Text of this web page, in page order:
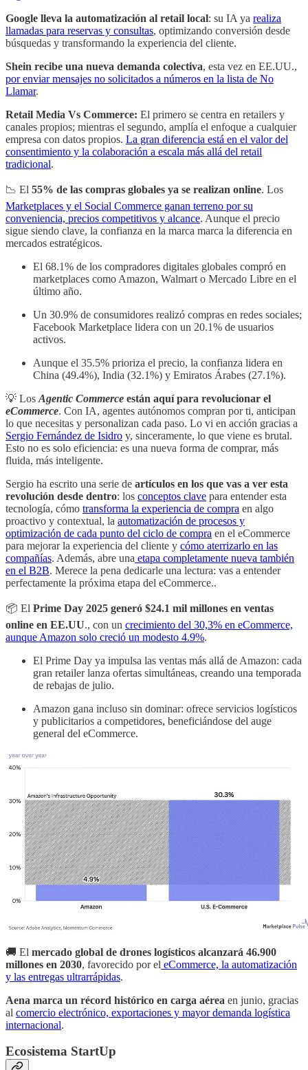
Google lleva la automatización al retail local: su IA ya realiza
llamadas para reservas y consultas, optimizando conversión desde
búsquedas y transformando la experiencia del cliente.
Shein recibe una nueva demanda colectiva, esta vez en EE.UU.,
por enviar mensajes no solicitados a números en la lista de No
Llamar.
Retail Media Vs Commerce: El primero se centra en retailers y
canales propios; mientras el segundo, amplía el enfoque a cualquier
empresa con datos propios. La gran diferencia está en el valor del
consentimiento y la colaboración a escala más allá del retail
tradicional.
📉 El 55% de las compras globales ya se realizan online. Los
Marketplaces y el Social Commerce ganan terreno por su
conveniencia, precios competitivos y alcance. Aunque el precio
sigue siendo clave, la confianza en la marca marca la diferencia en
mercados estratégicos.
El 68.1% de los compradores digitales globales compró en
marketplaces como Amazon, Walmart o Mercado Libre en el
último año.
Un 30.9% de consumidores realizó compras en redes sociales;
Facebook Marketplace lidera con un 20.1% de usuarios
activos.
Aunque el 35.5% prioriza el precio, la confianza lidera en
China (49.4%), India (32.1%) y Emiratos Árabes (27.1%).
💡 Los Agentic Commerce están aquí para revolucionar el
eCommerce. Con IA, agentes autónomos compran por ti, anticipan
lo que necesitas y personalizan cada paso. Lo vi en acción gracias a
Sergio Fernández de Isidro y, sinceramente, lo que viene es brutal.
Esto no es solo eficiencia: es una nueva forma de comprar, más
fluida, más inteligente.
Sergio ha escrito una serie de artículos en los que vas a ver esta
revolución desde dentro: los conceptos clave para entender esta
tecnología, cómo transforma la experiencia de compra en algo
proactivo y contextual, la automatización de procesos y
optimización de cada punto del ciclo de compra en el eCommerce
para mejorar la experiencia del cliente y cómo aterrizarlo en las
compañías. Además, abre una etapa completamente nueva también
en el B2B. Merece la pena dedicarle una lectura: vas a entender
perfectamente la próxima etapa del eCommerce..
📦 El Prime Day 2025 generó $24.1 mil millones en ventas
online en EE.UU., con un crecimiento del 30,3% en eCommerce,
aunque Amazon solo creció un modesto 4.9%.
El Prime Day ya impulsa las ventas más allá de Amazon: cada
gran retailer lanza ofertas simultáneas, creando una temporada
de rebajas de julio.
Amazon gana incluso sin dominar: ofrece servicios logísticos
y publicitarios a competidores, beneficiándose del auge
general del eCommerce.
🚚 El mercado global de drones logísticos alcanzará 46.900
millones en 2030, favorecido por el eCommerce, la automatización
y las entregas ultrarrápidas.
Aena marca un récord histórico en carga aérea en junio, gracias
al comercio electrónico, exportaciones y mayor demanda logística
internacional.
Ecosistema StartUp